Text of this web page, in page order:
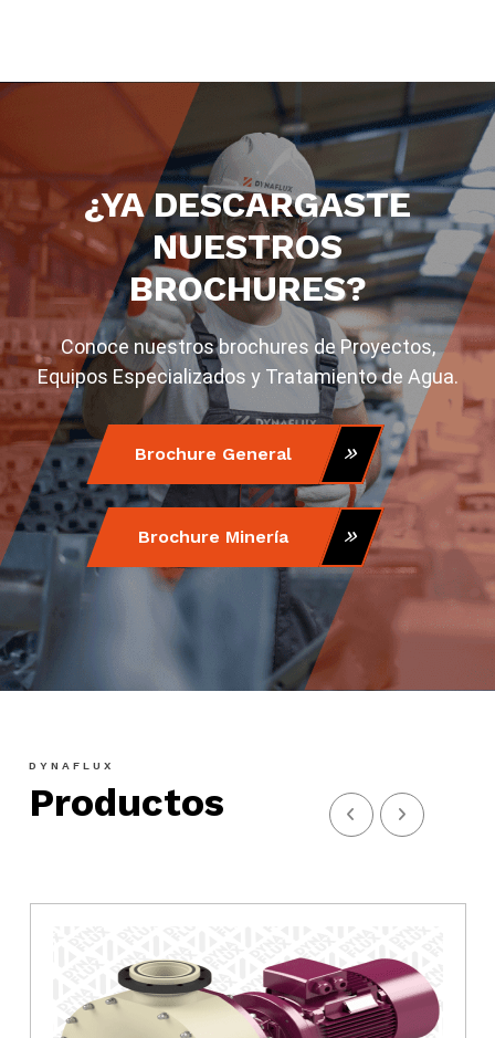
¿YA DESCARGASTE
NUESTROS
BROCHURES?
Conoce nuestros brochures de Proyectos,
Equipos Especializados y Tratamiento de Agua.
Brochure General
Brochure Minería
DYNAFLUX
Productos